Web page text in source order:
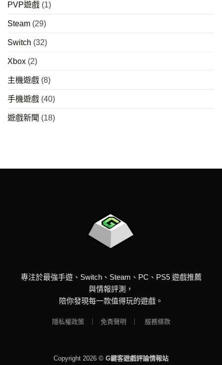
PVP遊戲 (1)
Steam (29)
Switch (32)
Xbox (2)
主機遊戲 (8)
手機遊戲 (40)
遊戲新聞 (18)
專注於最強手遊、Switch、Steam、PC、PS5 遊戲推薦
與情報評測，
陪你發現每一款值得玩的遊戲。
隱私權政策 免責聲明 服務條款
Copyright 2026 © G鍵客遊戲評論情報站